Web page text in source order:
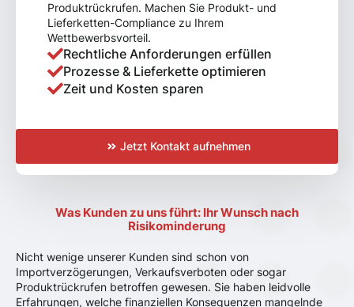
Produktrückrufen. Machen Sie Produkt- und
Lieferketten-Compliance zu Ihrem
Wettbewerbsvorteil.
Rechtliche Anforderungen erfüllen
Prozesse & Lieferkette optimieren
Zeit und Kosten sparen
Jetzt Kontakt aufnehmen
Was Kunden zu uns führt: Ihr Wunsch nach
Risikominderung
Nicht wenige unserer Kunden sind schon von
Importverzögerungen, Verkaufsverboten oder sogar
Produktrückrufen betroffen gewesen. Sie haben leidvolle
Erfahrungen, welche finanziellen Konsequenzen mangelnde